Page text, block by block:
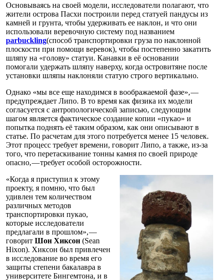
Основываясь на своей модели, исследователи полагают, что
жители острова Пасхи построили перед статуей пандусы из
камней и грунта, чтобы удерживать ее наклон, и что они
использовали веревочную систему под названием
parbuckling(способ транспортировки груза по наклонной
плоскости при помощи веревок), чтобы постепенно закатить
шляпу на «голову» статуи. Канавки в её основании
помогали удержать шляпу наверху, когда островитяне после
установки шляпы наклоняли статую строго вертикально.
Однако «мы все еще находимся в воображаемой фазе», —
предупреждает Липо. В то время как физика их модели
согласуется с антропологической записью, следующим
шагом является фактическое создание копии «пукао» и
попытка поднять её таким образом, как они описывают в
статье. По расчетам для этого потребуется менее 15 человек.
Этот процесс требует времени, говорит Липо, а также, из-за
того, что перетаскивание тонны камня по своей природе
опасно, — требует особой осторожности.
«Когда я приступил к этому
проекту, я помню, что был
удивлен тем количеством
различных методов
транспортировки пукао,
которые исследователи
предлагали в прошлом», —
говоритШон Хиксон (Sean
Hixon). Хиксон был привлечен
в исследование во время его
защиты степени бакалавра в
университете Бингемтона, и в